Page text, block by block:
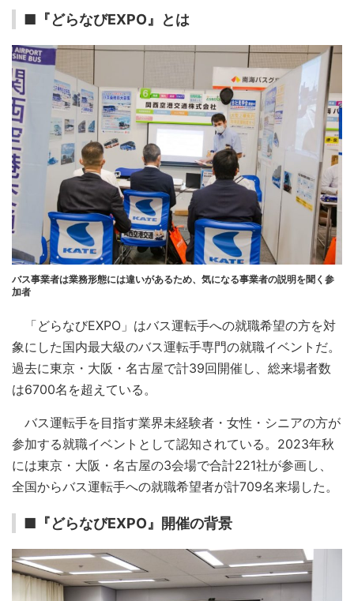
■『どらなびEXPO』とは
バス事業者は業務形態には違いがあるため、気になる事業者の説明を聞く参
加者
「どらなびEXPO」はバス運転手への就職希望の方を対
象にした国内最大級のバス運転手専門の就職イベントだ。
過去に東京・大阪・名古屋で計39回開催し、総来場者数
は6700名を超えている。
バス運転手を目指す業界未経験者・女性・シニアの方が
参加する就職イベントとして認知されている。2023年秋
には東京・大阪・名古屋の3会場で合計221社が参画し、
全国からバス運転手への就職希望者が計709名来場した。
■『どらなびEXPO』開催の背景